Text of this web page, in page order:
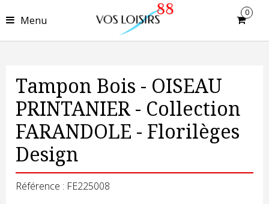
Menu
0
Tampon Bois - OISEAU
PRINTANIER - Collection
FARANDOLE - Florilèges
Design
Référence : FE225008